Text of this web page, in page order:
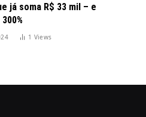
já soma R$ 33 mil – e
1 Views